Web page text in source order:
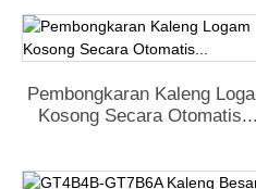
Pembongkaran Kaleng
Kosong Secara Otomatis...